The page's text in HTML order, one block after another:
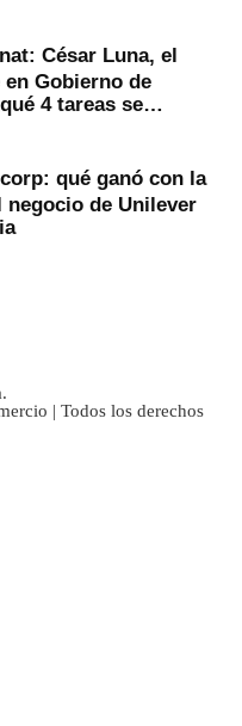
César Luna, el
Gobierno de
4 tareas se
qué ganó con la
negocio de Unilever
| Todos los derechos